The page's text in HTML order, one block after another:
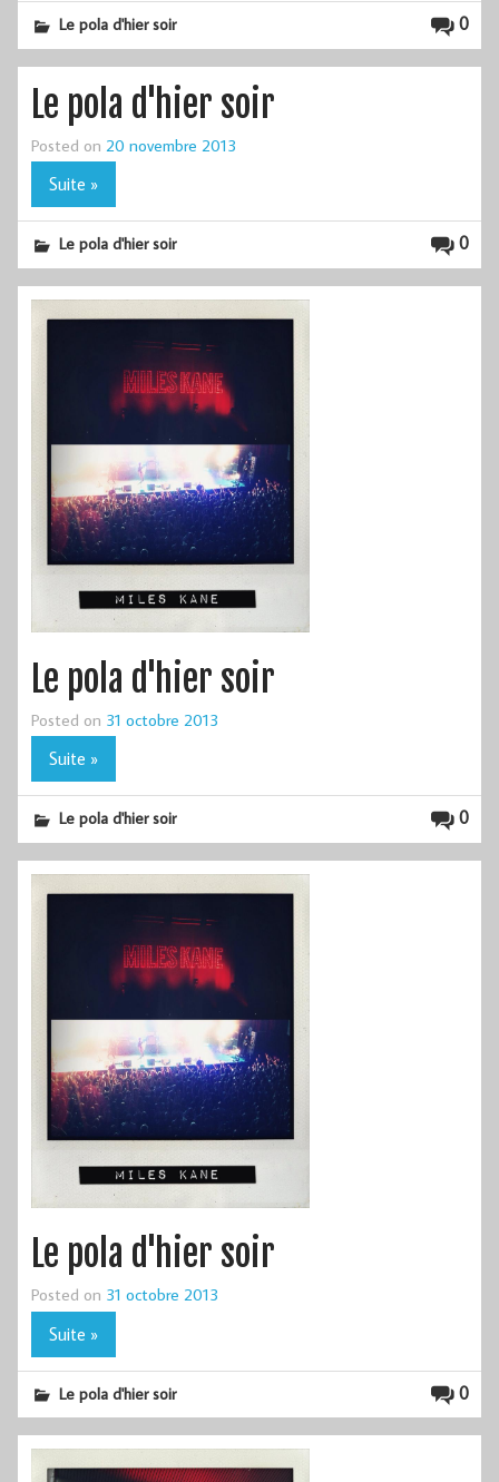
0
Le pola d'hier soir
Le pola d'hier soir
Posted on 20 novembre 2013
Suite »
0
Le pola d'hier soir
Le pola d'hier soir
Posted on 31 octobre 2013
Suite »
0
Le pola d'hier soir
Le pola d'hier soir
Posted on 31 octobre 2013
Suite »
0
Le pola d'hier soir